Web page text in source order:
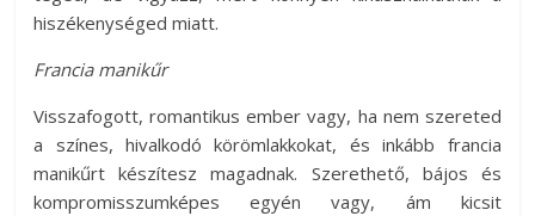
hiszékenységed miatt.
Francia manikűr
Visszafogott, romantikus ember vagy, ha nem szereted
a színes, hivalkodó körömlakkokat, és inkább francia
manikűrt készítesz magadnak. Szerethető, bájos és
kompromisszumképes egyén vagy, ám kicsit